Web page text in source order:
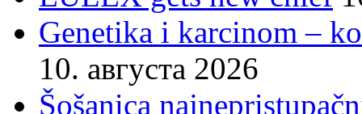
Genetika i karcinom –
10. августа 2026
Šošanica